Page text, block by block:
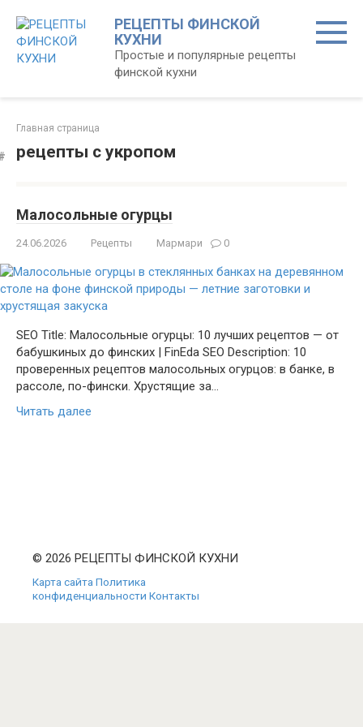
контенту
РЕЦЕПТЫ ФИНСКОЙ
КУХНИ
Простые и популярные рецепты
финской кухни
Главная страница
рецепты с укропом
Малосольные огурцы
24.06.2026 Рецепты Мармари 0
SEO Title: Малосольные огурцы: 10 лучших рецептов — от
бабушкиных до финских | FinEda SEO Description: 10
проверенных рецептов малосольных огурцов: в банке, в
рассоле, по-фински. Хрустящие за…
Читать далее
© 2026 РЕЦЕПТЫ ФИНСКОЙ КУХНИ
Карта сайта Политика
конфиденциальности Контакты